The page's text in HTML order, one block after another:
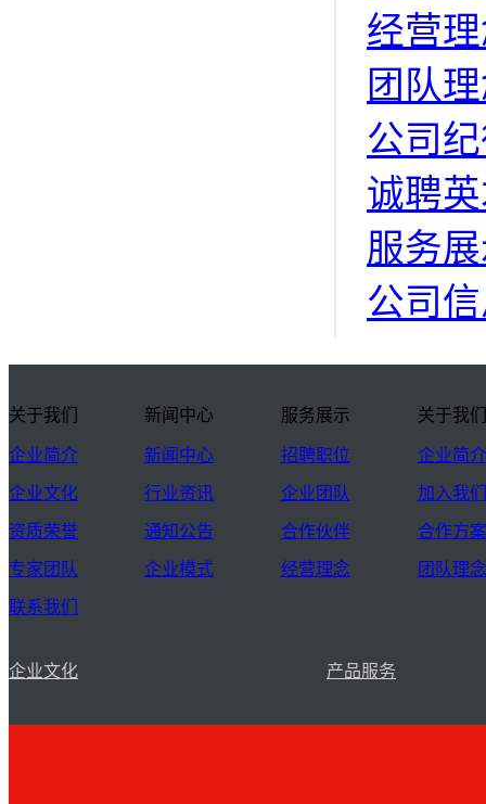
经营
团队
公司
诚聘
服务
公司
关于我们
企业简介
企业文化
资质荣誉
专家团队
联系我们
新闻中心
新闻中心
行业资讯
通知公告
企业模式
服务展示
招聘职位
企业团队
合作伙伴
经营理念
关于我们
企业简介
加入我们
合作方案
团队理念
企业文化 产品服务